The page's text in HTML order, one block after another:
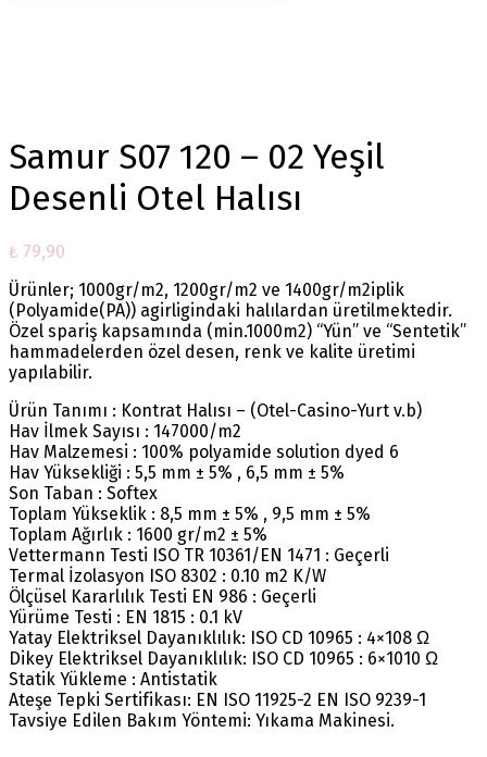
Samur S07 120 – 02 Yeşil
Desenli Otel Halısı
₺ 79,90
Ürünler; 1000gr/m2, 1200gr/m2 ve 1400gr/m2iplik
(Polyamide(PA)) agirligindaki halılardan üretilmektedir.
Özel spariş kapsamında (min.1000m2) “Yün” ve “Sentetik”
hammadelerden özel desen, renk ve kalite üretimi
yapılabilir.
Ürün Tanımı : Kontrat Halısı – (Otel-Casino-Yurt v.b)
Hav İlmek Sayısı : 147000/m2
Hav Malzemesi : 100% polyamide solution dyed 6
Hav Yüksekliği : 5,5 mm ± 5% , 6,5 mm ± 5%
Son Taban : Softex
Toplam Yükseklik : 8,5 mm ± 5% , 9,5 mm ± 5%
Toplam Ağırlık : 1600 gr/m2 ± 5%
Vettermann Testi ISO TR 10361/EN 1471 : Geçerli
Termal İzolasyon ISO 8302 : 0.10 m2 K/W
Ölçüsel Kararlılık Testi EN 986 : Geçerli
Yürüme Testi : EN 1815 : 0.1 kV
Yatay Elektriksel Dayanıklılık: ISO CD 10965 : 4×108 Ω
Dikey Elektriksel Dayanıklılık: ISO CD 10965 : 6×1010 Ω
Statik Yükleme : Antistatik
Ateşe Tepki Sertifikası: EN ISO 11925-2 EN ISO 9239-1
Tavsiye Edilen Bakım Yöntemi: Yıkama Makinesi.